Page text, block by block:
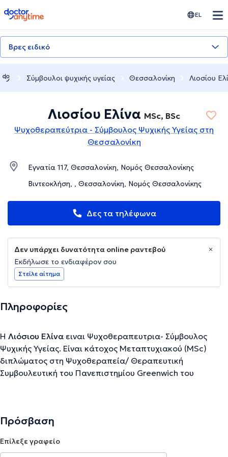
doctoranytime EL
Βρες ειδικό
Σύμβουλοι ψυχικής υγείας Θεσσαλονίκη Λιοσίου
Λιοσίου Ελίνα MSc, BSc
Ψυχοθεραπεύτρια - Σύμβουλος Ψυχικής Υγείας στη
Θεσσαλονίκη
Εγνατία 117, Θεσσαλονίκη, Νομός Θεσσαλονίκης
Βιντεοκλήση, , Θεσσαλονίκη, Νομός Θεσσαλονίκης
Δες τα τηλέφωνα
Δεν υπάρχει δυνατότητα online ραντεβού
Εκδήλωσε το ενδιαφέρον σου
Στείλε αίτημα
Πληροφορίες
Η Λιόσιου Ελίνα ειναι Ψυχοθεραπευτρια- Σύμβουλος
Ψυχικής Υγείας. Είναι κάτοχος Μεταπτυχιακού (MSc)
διπλώματος στη Ψυχοθεραπεία/ Θεραπευτική
Συμβουλευτική του Πανεπιστημίου Greenwich του
Θεσσαλονίκη, σε πρωτοβάθμια δημόσια φροντίδα
Υγείας, σε σχολεία καθως και σε πλήθος άλλων δομων
Ψυχικής Υγείας στο Λονδίνο και τη Θεσσαλονίκη. Έχει
Πρόσβαση
Επίλεξε γραφείο